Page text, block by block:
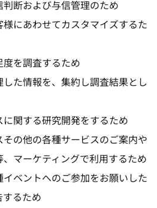
断および与信管理のため
にあわせてカスタマイズするた
を調査するため
た情報を、集約し調査結果とし
関する研究開発をするため
の他の各種サービスのご案内や
マーケティングで利用するため
ベントへのご参加をお願いした
るため